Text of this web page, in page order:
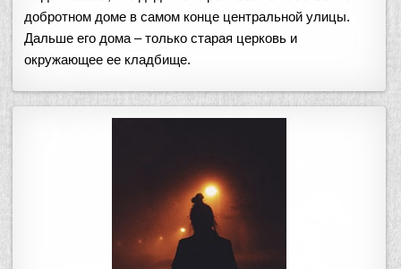
добротном доме в самом конце центральной улицы.
Дальше его дома – только старая церковь и
окружающее ее кладбище.